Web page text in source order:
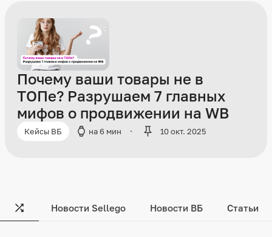
Почему ваши товары не в
ТОПе? Разрушаем 7 главных
мифов о продвижении на WB
Кейсы ВБ на 6 мин 10 окт. 2025
Новости Sellego Новости ВБ Статьи